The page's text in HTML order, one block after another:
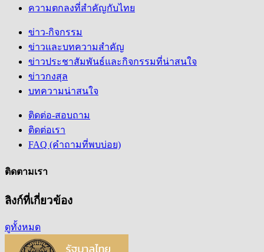
ความตกลงที่สำคัญกับไทย
ข่าว-กิจกรรม
ข่าวและบทความสำคัญ
ข่าวประชาสัมพันธ์และกิจกรรมที่น่าสนใจ
ข่าวกงสุล
บทความน่าสนใจ
ติดต่อ-สอบถาม
ติดต่อเรา
FAQ (คำถามที่พบบ่อย)
ติดตามเรา
ลิงก์ที่เกี่ยวข้อง
ดูทั้งหมด